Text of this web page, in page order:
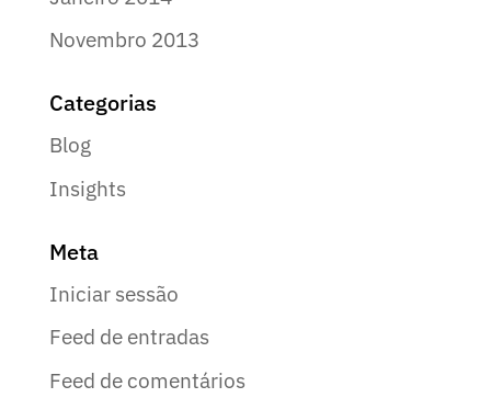
Novembro 2013
Categorias
Blog
Insights
Meta
Iniciar sessão
Feed de entradas
Feed de comentários